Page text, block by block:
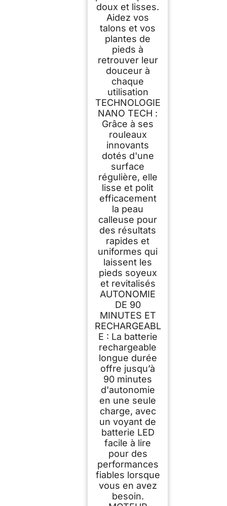
doux et lisses.
Aidez vos
talons et vos
plantes de
pieds à
retrouver leur
douceur à
chaque
utilisation
TECHNOLOGIE
NANO TECH :
Grâce à ses
rouleaux
innovants
dotés d'une
surface
régulière, elle
lisse et polit
efficacement
la peau
calleuse pour
des résultats
rapides et
uniformes qui
laissent les
pieds soyeux
et revitalisés
AUTONOMIE
DE 90
MINUTES ET
RECHARGEABL
E : La batterie
rechargeable
longue durée
offre jusqu’à
90 minutes
d'autonomie
en une seule
charge, avec
un voyant de
batterie LED
facile à lire
pour des
performances
fiables lorsque
vous en avez
besoin.